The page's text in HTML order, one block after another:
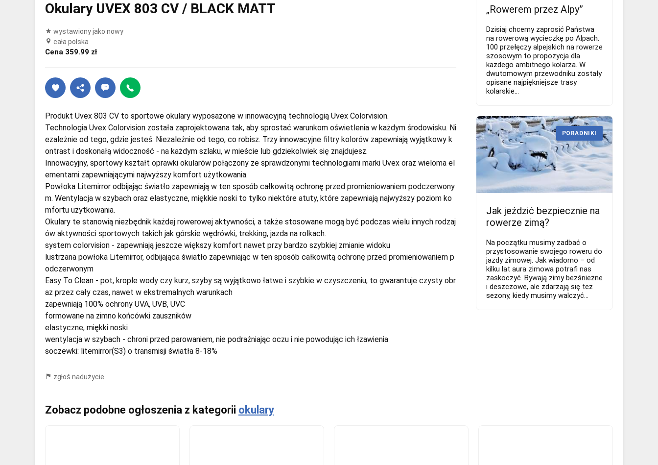
Okulary UVEX 803 CV / BLACK MATT
wystawiony jako nowy
cała polska
Cena 359.99 zł
Produkt Uvex 803 CV to sportowe okulary wyposażone w innowacyjną technologią Uvex Colorvision.
Technologia Uvex Colorvision została zaprojektowana tak, aby sprostać warunkom oświetlenia w każdym środowisku. Ni
ezależnie od tego, gdzie jesteś. Niezależnie od tego, co robisz. Trzy innowacyjne filtry kolorów zapewniają wyjątkowy k
ontrast i doskonałą widoczność - na każdym szlaku, w mieście lub gdziekolwiek się znajdujesz.
Innowacyjny, sportowy kształt oprawki okularów połączony ze sprawdzonymi technologiami marki Uvex oraz wieloma el
ementami zapewniającymi najwyższy komfort użytkowania.
Powłoka Litemirror odbijając światło zapewniają w ten sposób całkowitą ochronę przed promieniowaniem podczerwony
m. Wentylacja w szybach oraz elastyczne, miękkie noski to tylko niektóre atuty, które zapewniają najwyższy poziom ko
mfortu użytkowania.
Okulary te stanowią niezbędnik każdej rowerowej aktywności, a także stosowane mogą być podczas wielu innych rodzaj
ów aktywności sportowych takich jak górskie wędrówki, trekking, jazda na rolkach.
system colorvision - zapewniają jeszcze większy komfort nawet przy bardzo szybkiej zmianie widoku
lustrzana powłoka Litemirror, odbijająca światło zapewniając w ten sposób całkowitą ochronę przed promieniowaniem p
odczerwonym
Easy To Clean - pot, krople wody czy kurz, szyby są wyjątkowo łatwe i szybkie w czyszczeniu; to gwarantuje czysty obr
az przez cały czas, nawet w ekstremalnych warunkach
zapewniają 100% ochrony UVA, UVB, UVC
formowane na zimno końcówki zauszników
elastyczne, miękki noski
wentylacja w szybach - chroni przed parowaniem, nie podrażniając oczu i nie powodując ich łzawienia
soczewki: litemirror(S3) o transmisji światła 8-18%
zgłoś nadużycie
„Rowerem przez Alpy”
Dzisiaj chcemy zaprosić Państwa
na rowerową wycieczkę po Alpach.
100 przełęczy alpejskich na rowerze
szosowym to propozycja dla
każdego ambitnego kolarza. W
dwutomowym przewodniku zostały
opisane najpiękniejsze trasy
kolarskie...
Jak jeździć bezpiecznie na
rowerze zimą?
Na początku musimy zadbać o
przystosowanie swojego roweru do
jazdy zimowej. Jak wiadomo – od
kilku lat aura zimowa potrafi nas
zaskoczyć. Bywają zimy bezśnieżne
i deszczowe, ale zdarzają się też
sezony, kiedy musimy walczyć...
PORADNIKI
Zobacz podobne ogłoszenia z kategorii okulary